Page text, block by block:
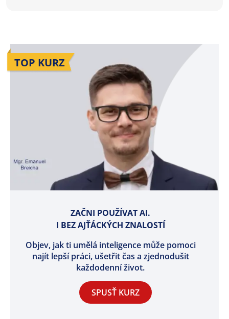
TOP KURZ
ZAČNI POUŽÍVAT AI.
I BEZ AJŤÁCKÝCH ZNALOSTÍ
Objev, jak ti umělá inteligence může pomoci
najít lepší práci, ušetřit čas a zjednodušit
každodenní život.
SPUSŤ KURZ